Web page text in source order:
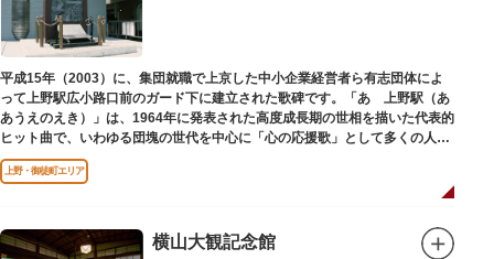
ています。
平成15年（2003）に、集団就職で上京した中小企業経営者ら有志団体によ
って上野駅広小路口前のガード下に建立された歌碑です。「あゝ上野駅（あ
あうえのえき）」は、1964年に発表された高度成長期の世相を描いた代表的
ヒット曲で、いわゆる団塊の世代を中心に「心の応援歌」として多くの人々
に勇気と感動を与えました。
上野・御徒町エリア
横山大観記念館